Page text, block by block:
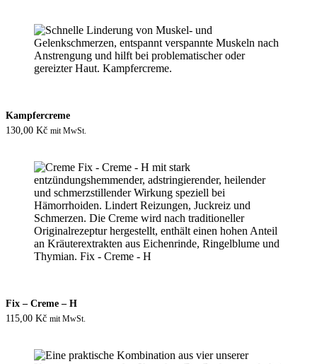
Kampfercreme
130,00 Kč mit MwSt.
Fix – Creme – H
115,00 Kč mit MwSt.